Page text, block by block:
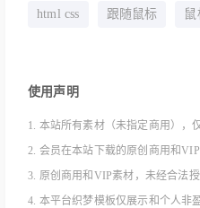
html css 跟随鼠标
使用声明
1. 本站所有素材（未指定商用），
2. 会员在本站下载的原创商用和
3. 原创商用和VIP素材，未经合法
4. 本平台织梦模板仅展示和个人非